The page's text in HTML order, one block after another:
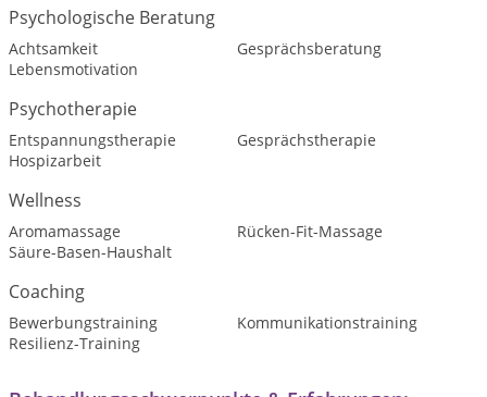
Psychologische Beratung
Achtsamkeit
Gesprächsberatung
Lebensmotivation
Psychotherapie
Entspannungstherapie
Gesprächstherapie
Hospizarbeit
Wellness
Aromamassage
Rücken-Fit-Massage
Säure-Basen-Haushalt
Coaching
Bewerbungstraining
Kommunikationstraining
Resilienz-Training